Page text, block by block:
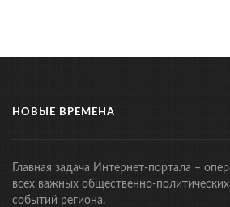
НОВЫЕ ВРЕМЕНА
Главная задача Интернет-портала –
всех важных общественно-
событий региона.